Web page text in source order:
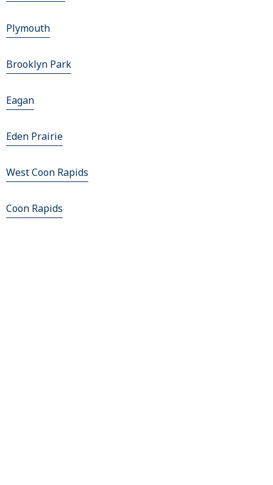
Plymouth
Brooklyn Park
Eagan
Eden Prairie
West Coon Rapids
Coon Rapids